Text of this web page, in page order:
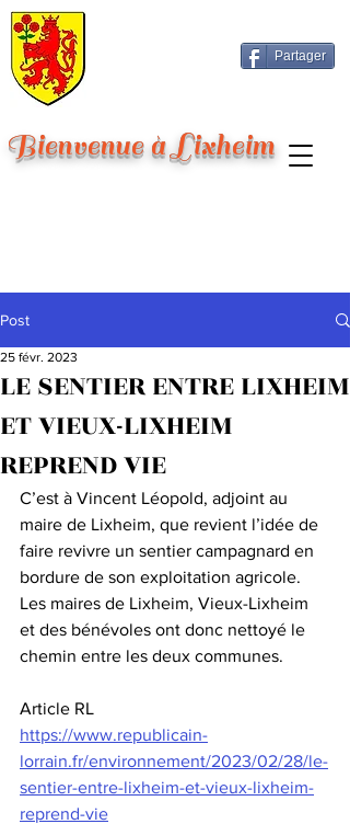
Partager
Bienvenue à Lixheim
Post
LE SENTIER ENTRE LIXHEIM
ET VIEUX-LIXHEIM
REPREND VIE
25 févr. 2023
C’est à Vincent Léopold, adjoint au
maire de Lixheim, que revient l’idée de
faire revivre un sentier campagnard en
bordure de son exploitation agricole.
Les maires de Lixheim, Vieux-Lixheim
et des bénévoles ont donc nettoyé le
chemin entre les deux communes.
Article RL
https://www.republicain-
lorrain.fr/environnement/2023/02/28/le-
sentier-entre-lixheim-et-vieux-lixheim-
reprend-vie